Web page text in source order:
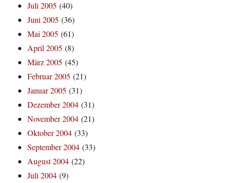
Juli 2005 (40)
Juni 2005 (36)
Mai 2005 (61)
April 2005 (8)
März 2005 (45)
Februar 2005 (21)
Januar 2005 (31)
Dezember 2004 (31)
November 2004 (21)
Oktober 2004 (33)
September 2004 (33)
August 2004 (22)
Juli 2004 (9)